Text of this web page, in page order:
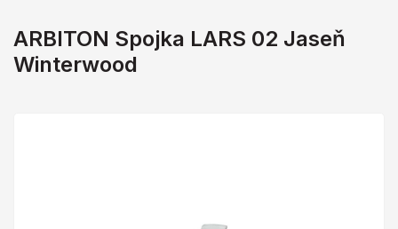
ARBITON Spojka LARS 02 Jaseň
Winterwood